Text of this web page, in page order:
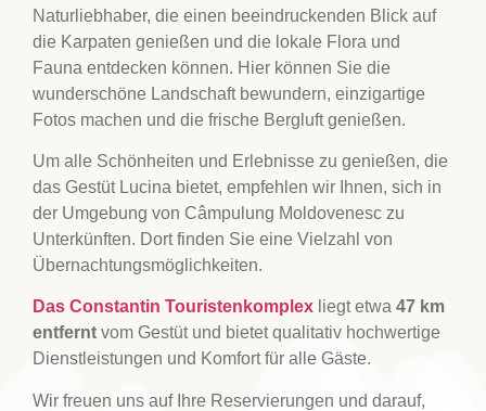
Naturliebhaber, die einen beeindruckenden Blick auf
die Karpaten genießen und die lokale Flora und
Fauna entdecken können. Hier können Sie die
wunderschöne Landschaft bewundern, einzigartige
Fotos machen und die frische Bergluft genießen.
Um alle Schönheiten und Erlebnisse zu genießen, die
das Gestüt Lucina bietet, empfehlen wir Ihnen, sich in
der Umgebung von Câmpulung Moldovenesc zu
Unterkünften. Dort finden Sie eine Vielzahl von
Übernachtungsmöglichkeiten.
Das Constantin Touristenkomplex liegt etwa 47 km
entfernt vom Gestüt und bietet qualitativ hochwertige
Dienstleistungen und Komfort für alle Gäste.
Wir freuen uns auf Ihre Reservierungen und darauf,